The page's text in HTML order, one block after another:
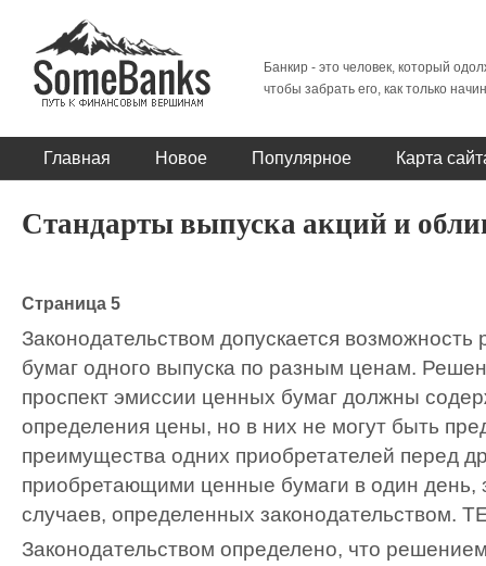
Банкир - это человек, который
чтобы забрать его, как только
Главная Новое Популярное Карта
Стандарты выпуска акций и
Страница 5
Законодательством допускается
бумаг одного выпуска по разным ценам.
проспект эмиссии ценных бумаг должны
определения цены, но в них не могут быть
преимущества одних приобретателей перед
приобретающими ценные бумаги в один день,
случаев, определенных законодательством.
Законодательством определено, что